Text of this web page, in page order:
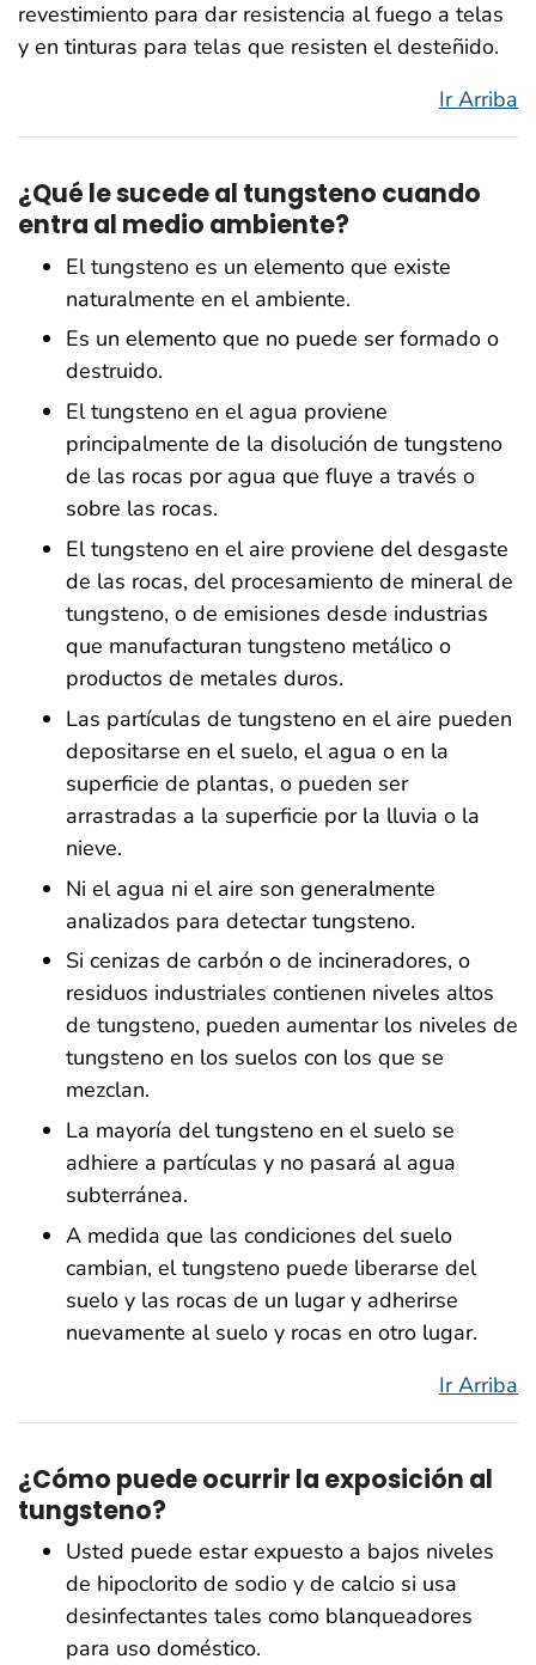
revestimiento para dar resistencia al fuego a telas
y en tinturas para telas que resisten el desteñido.
Ir Arriba
¿Qué le sucede al tungsteno cuando
entra al medio ambiente?
El tungsteno es un elemento que existe
naturalmente en el ambiente.
Es un elemento que no puede ser formado o
destruido.
El tungsteno en el agua proviene
principalmente de la disolución de tungsteno
de las rocas por agua que fluye a través o
sobre las rocas.
El tungsteno en el aire proviene del desgaste
de las rocas, del procesamiento de mineral de
tungsteno, o de emisiones desde industrias
que manufacturan tungsteno metálico o
productos de metales duros.
Las partículas de tungsteno en el aire pueden
depositarse en el suelo, el agua o en la
superficie de plantas, o pueden ser
arrastradas a la superficie por la lluvia o la
nieve.
Ni el agua ni el aire son generalmente
analizados para detectar tungsteno.
Si cenizas de carbón o de incineradores, o
residuos industriales contienen niveles altos
de tungsteno, pueden aumentar los niveles de
tungsteno en los suelos con los que se
mezclan.
La mayoría del tungsteno en el suelo se
adhiere a partículas y no pasará al agua
subterránea.
A medida que las condiciones del suelo
cambian, el tungsteno puede liberarse del
suelo y las rocas de un lugar y adherirse
nuevamente al suelo y rocas en otro lugar.
Ir Arriba
¿Cómo puede ocurrir la exposición al
tungsteno?
Usted puede estar expuesto a bajos niveles
de hipoclorito de sodio y de calcio si usa
desinfectantes tales como blanqueadores
para uso doméstico.